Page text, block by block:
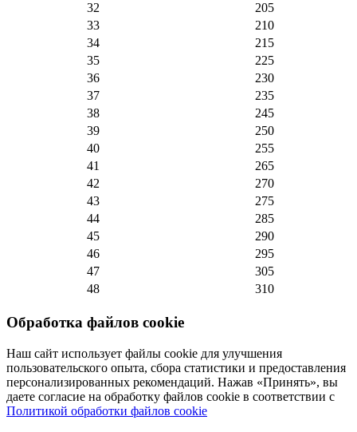
32
205
33
210
34
215
35
225
36
230
37
235
38
245
39
250
40
255
41
265
42
270
43
275
44
285
45
290
46
295
47
305
48
310
Обработка файлов cookie
Наш сайт использует файлы cookie для улучшения
пользовательского опыта, сбора статистики и предоставления
персонализированных рекомендаций. Нажав «Принять», вы
даете согласие на обработку файлов cookie в соответствии с
Политикой обработки файлов cookie